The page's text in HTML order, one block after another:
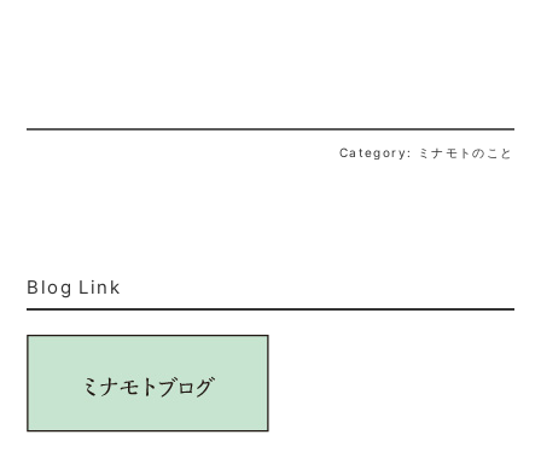
Blog Link
Category: ミナモトのこと